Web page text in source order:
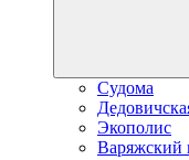
Судома
Экополис
Варяжский